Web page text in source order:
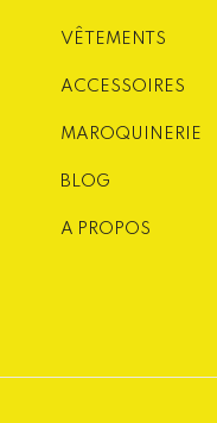
VÊTEMENTS
ACCESSOIRES
MAROQUINERIE
BLOG
A PROPOS